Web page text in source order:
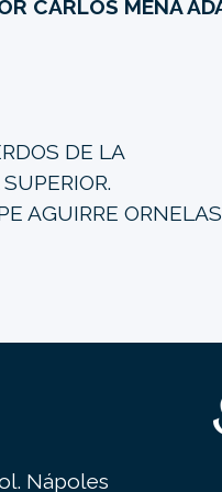
CARLOS MENA
DE LA
AGUIRRE
Nápoles